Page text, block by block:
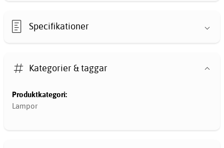
Specifikationer
Kategorier & taggar
Produktkategori:
Lampor